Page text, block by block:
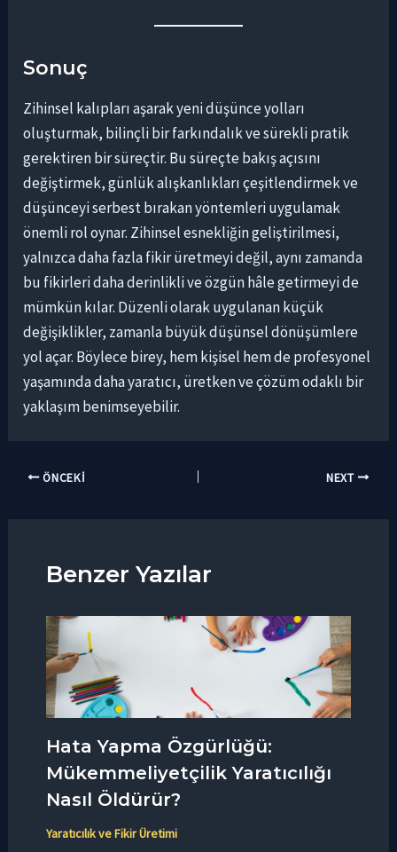
Sonuç
Zihinsel kalıpları aşarak yeni düşünce yolları
oluşturmak, bilinçli bir farkındalık ve sürekli pratik
gerektiren bir süreçtir. Bu süreçte bakış açısını
değiştirmek, günlük alışkanlıkları çeşitlendirmek ve
düşünceyi serbest bırakan yöntemleri uygulamak
önemli rol oynar. Zihinsel esnekliğin geliştirilmesi,
yalnızca daha fazla fikir üretmeyi değil, aynı zamanda
bu fikirleri daha derinlikli ve özgün hâle getirmeyi de
mümkün kılar. Düzenli olarak uygulanan küçük
değişiklikler, zamanla büyük düşünsel dönüşümlere
yol açar. Böylece birey, hem kişisel hem de profesyonel
yaşamında daha yaratıcı, üretken ve çözüm odaklı bir
yaklaşım benimseyebilir.
ÖNCEKI NEXT
Benzer Yazılar
Hata Yapma Özgürlüğü:
Mükemmeliyetçilik Yaratıcılığı
Nasıl Öldürür?
Yaratıcılık ve Fikir Üretimi